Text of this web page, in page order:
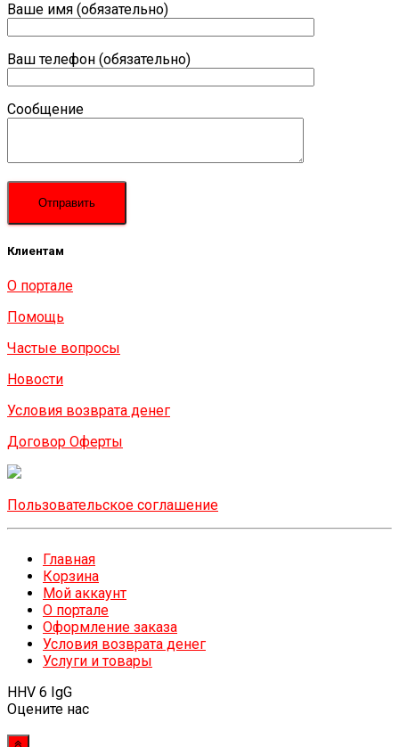
Ваше имя (обязательно)
Ваш телефон (обязательно)
Сообщение
Клиентам
О портале
Помощь
Частые вопросы
Новости
Условия возврата денег
Договор Оферты
Пользовательское соглашение
Главная
Корзина
Мой аккаунт
О портале
Оформление заказа
Условия возврата денег
Услуги и товары
HHV 6 IgG
Оцените нас